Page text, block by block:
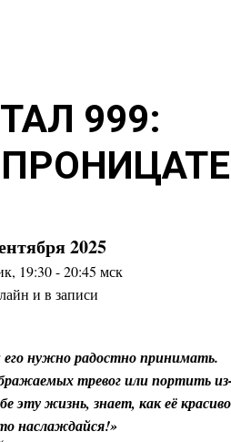
999:
2025
19:30 - 20:45 мск
и в записи
нужно радостно принимать.
тревог или портить
жизнь, знает, как её
наслаждайся!»